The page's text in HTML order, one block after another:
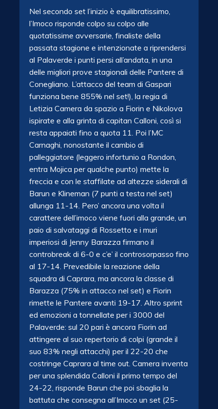
Nel secondo set l’inizio è equilibratissimo,
l’Imoco risponde colpo su colpo alle
quotatissime avversarie, finaliste della
passata stagione e intenzionate a riprendersi
al Palaverde i punti persi all’andata, in una
delle migliori prove stagionali delle Pantere di
Conegliano. L’attacco del team di Gaspari
funziona bene 855% nel set!), la regia di
Letizia Camera da spazio a Fiorin e Nikolova
ispirate e alla grinta di capitan Calloni, così si
resta appaiati fino a quota 11. Poi l’MC
Carnaghi, nonostante il cambio di
palleggiatore (leggero infortunio a Rondon,
entra Mojica per qualche punto) mette la
freccia e con le staffilate ad altezze siderali di
Barun e Klineman (7 punti a testa nel set)
allunga 11-14. Pero’ ancora una volta il
carattere dell’imoco viene fuori alla grande, un
paio di salvataggi di Rossetto e i muri
imperiosi di Jenny Barazza firmano il
controbreak di 6-0 e c’e’ il controsorpasso fino
al 17-14. Prevedibile la reazione della
squadra di Caprara, ma ancora la classe di
Barazza (75% in attacco nel set) e Fiorin
rimette le Pantere avanti 19-17. Altro sprint
ed emozioni a tonnellate per i 3000 del
Palaverde: sul 20 pari è ancora Fiorin ad
attingere al suo repertorio di colpi (grande il
suo 83% negli attacchi) per il 22-20 che
costringe Caprara al time out. Camera inventa
per una splendida Calloni il primo tempo del
24-22, risponde Barun che poi sbaglia la
battuta che consegna all’Imoco un set (25-